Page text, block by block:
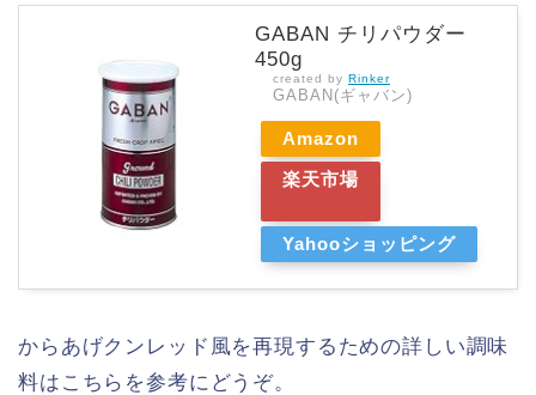
GABAN チリパウダー
450g
created by Rinker
GABAN(ギャバン)
Amazon
楽天市場
Yahooショッピング
からあげクンレッド風を再現するための詳しい調味
料はこちらを参考にどうぞ。